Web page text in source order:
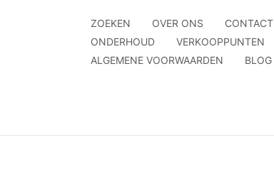
ZOEKEN OVER ONS CONTACT
ONDERHOUD
VERKOOPPUNTEN
ALGEMENE VOORWAARDEN
BLOG